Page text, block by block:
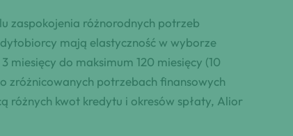
zaspokojenia różnorodnych potrzeb
mają elastyczność w wyborze
do maksimum 120 miesięcy (10
zróżnicowanych potrzebach finansowych
różnych kwot kredytu i okresów spłaty, Alior